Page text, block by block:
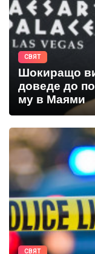
СВЯТ
Шокиращо
доведе до
му в Маями
СВЯТ